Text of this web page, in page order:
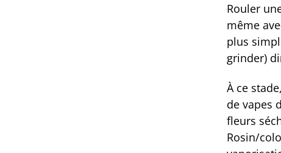
Rouler
même
plus
grinder)
À ce
de vapes
fleurs
Rosin/